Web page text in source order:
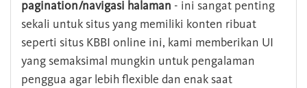
pagination/navigasi halaman - ini sangat penting
sekali untuk situs yang memiliki konten ribuat
seperti situs KBBI online ini, kami memberikan UI
yang semaksimal mungkin untuk pengalaman
penggua agar lebih flexible dan enak saat